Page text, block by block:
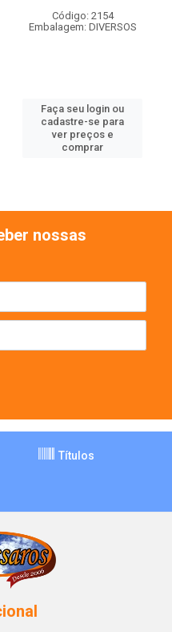
Código: 2154
Embalagem: DIVERSOS
Faça seu login ou
cadastre-se para
ver preços e
comprar
nossas
Títulos